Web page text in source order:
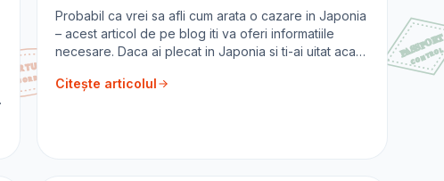
Probabil ca vrei sa afli cum arata o cazare in Japonia
– acest articol de pe blog iti va oferi informatiile
necesare. Daca ai plecat in Japonia si ti-ai uitat acasa
cremele sau pieptanul, nu te ingrijora – le vei gasi pe
Citește articolul